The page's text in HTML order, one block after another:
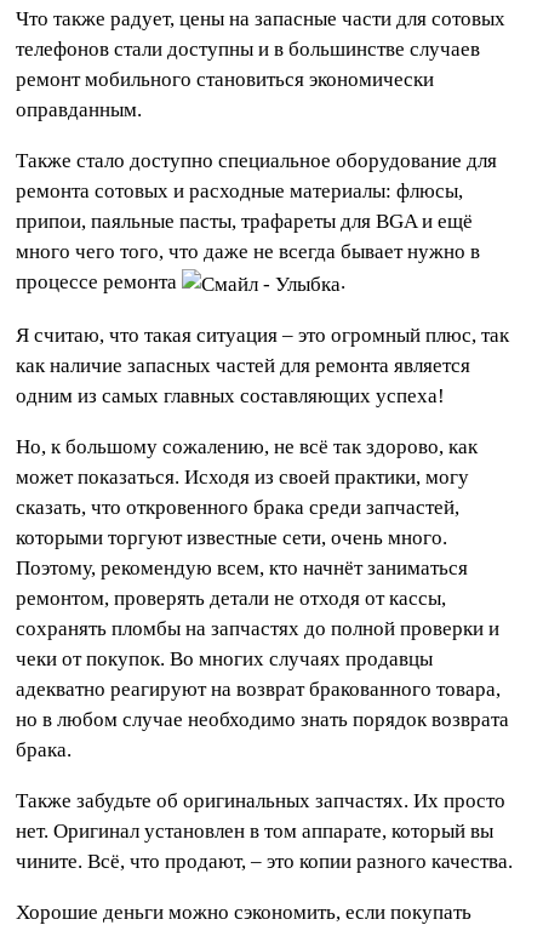
Что также радует, цены на запасные части для сотовых
телефонов стали доступны и в большинстве случаев
ремонт мобильного становиться экономически
оправданным.
Также стало доступно специальное оборудование для
ремонта сотовых и расходные материалы: флюсы,
припои, паяльные пасты, трафареты для BGA и ещё
много чего того, что даже не всегда бывает нужно в
процессе ремонта
.
Я считаю, что такая ситуация – это огромный плюс, так
как наличие запасных частей для ремонта является
одним из самых главных составляющих успеха!
Но, к большому сожалению, не всё так здорово, как
может показаться. Исходя из своей практики, могу
сказать, что откровенного брака среди запчастей,
которыми торгуют известные сети, очень много.
Поэтому, рекомендую всем, кто начнёт заниматься
ремонтом, проверять детали не отходя от кассы,
сохранять пломбы на запчастях до полной проверки и
чеки от покупок. Во многих случаях продавцы
адекватно реагируют на возврат бракованного товара,
но в любом случае необходимо знать порядок возврата
брака.
Также забудьте об оригинальных запчастях. Их просто
нет. Оригинал установлен в том аппарате, который вы
чините. Всё, что продают, – это копии разного качества.
Хорошие деньги можно сэкономить, если покупать